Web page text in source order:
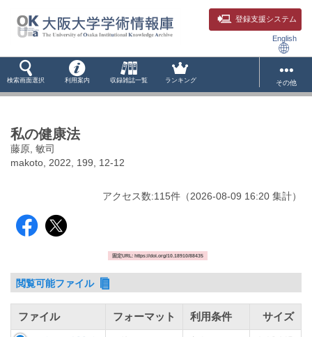
登録支援システム
English
検索画面選択 利用案内 収録雑誌一覧 ランキング その他
私の健康法
藤原, 敏司
makoto, 2022, 199, 12-12
アクセス数:115件 （2026-08-09 16:20 集計）
固定URL: https://doi.org/10.18910/88435
閲覧可能ファイル
ファイル フォーマット 利用条件 サイズ